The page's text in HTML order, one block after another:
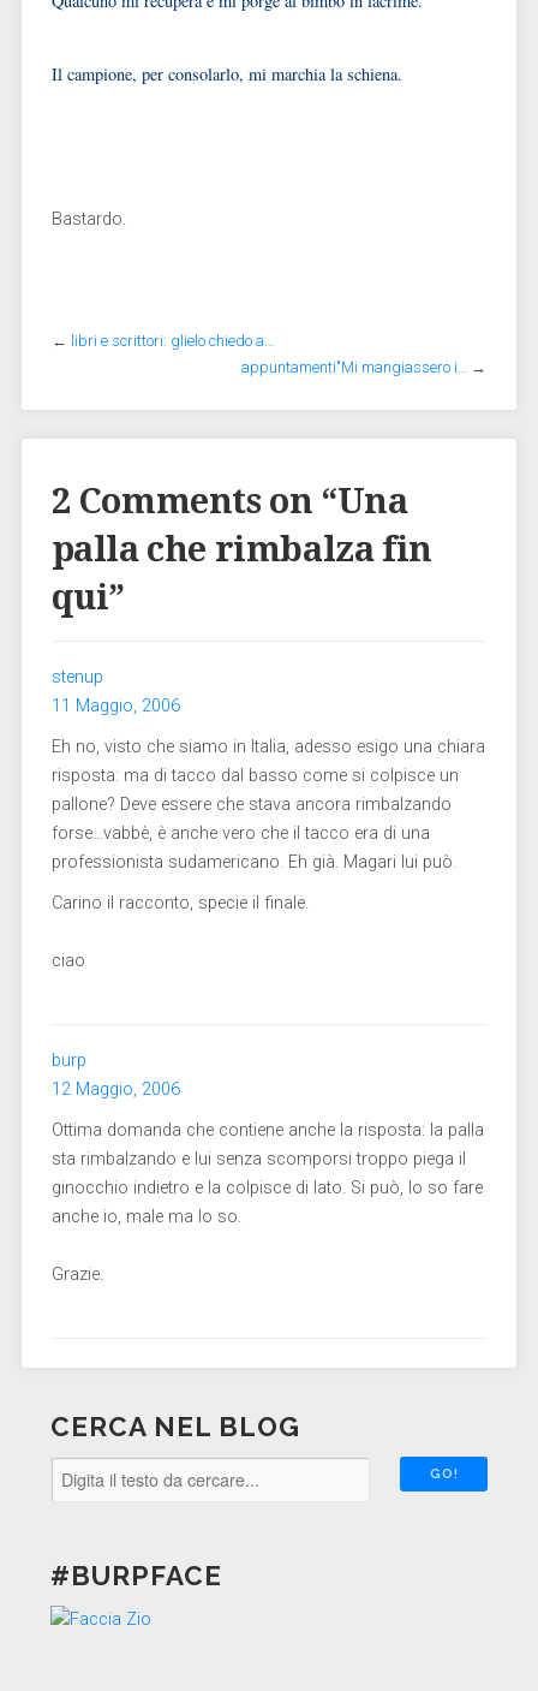
Il campione, per consolarlo, mi marchia la schiena.
Bastardo.
← libri e scrittori: glielo chiedo a…
appuntamenti"Mi mangiassero i… →
2 Comments on “Una
palla che rimbalza fin
qui”
stenup
11 Maggio, 2006
Eh no, visto che siamo in Italia, adesso esigo una chiara
risposta: ma di tacco dal basso come si colpisce un
pallone? Deve essere che stava ancora rimbalzando
forse…vabbè, è anche vero che il tacco era di una
professionista sudamericano. Eh già. Magari lui può.
Carino il racconto, specie il finale.
ciao
burp
12 Maggio, 2006
Ottima domanda che contiene anche la risposta: la palla
sta rimbalzando e lui senza scomporsi troppo piega il
ginocchio indietro e la colpisce di lato. Si può, lo so fare
anche io, male ma lo so.
Grazie.
CERCA NEL BLOG
#BURPFACE